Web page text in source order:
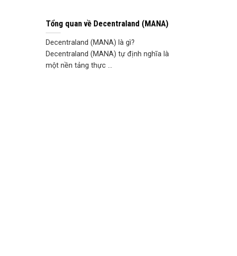
Tổng quan về Decentraland (MANA)
Decentraland (MANA) là gì?
Decentraland (MANA) tự định nghĩa là
một nền tảng thực ...